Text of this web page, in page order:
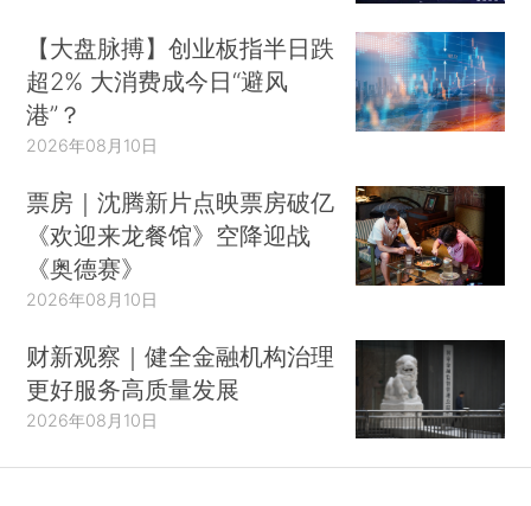
【大盘脉搏】创业板指半日跌
超2% 大消费成今日“避风
港”？
2026年08月10日
票房｜沈腾新片点映票房破亿
《欢迎来龙餐馆》空降迎战
《奥德赛》
2026年08月10日
财新观察｜健全金融机构治理
更好服务高质量发展
2026年08月10日